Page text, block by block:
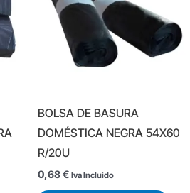
BOLSA DE BASURA
DOMÉSTICA NEGRA 54X60
R/20U
0,68€ Iva Incluido